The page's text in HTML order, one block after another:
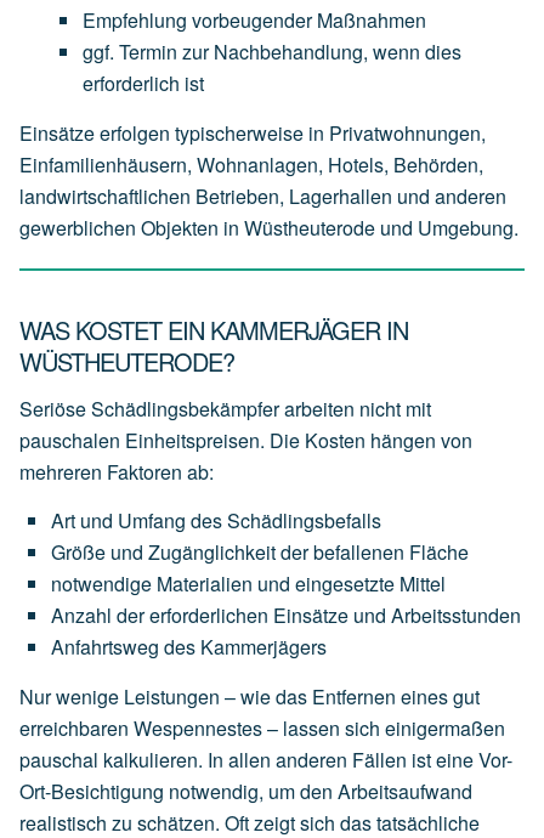
Empfehlung vorbeugender Maßnahmen
ggf. Termin zur Nachbehandlung, wenn dies
erforderlich ist
Einsätze erfolgen typischerweise in Privatwohnungen,
Einfamilienhäusern, Wohnanlagen, Hotels, Behörden,
landwirtschaftlichen Betrieben, Lagerhallen und anderen
gewerblichen Objekten in Wüstheuterode und Umgebung.
WAS KOSTET EIN KAMMERJÄGER IN
WÜSTHEUTERODE?
Seriöse Schädlingsbekämpfer arbeiten nicht mit
pauschalen Einheitspreisen. Die Kosten hängen von
mehreren Faktoren ab:
Art und Umfang desSchädlingsbefalls
Größe und Zugänglichkeitderbefallenen Fläche
notwendige Materialien und eingesetzte Mittel
Anzahl dererforderlichen Einsätze und Arbeitsstunden
Anfahrtsweg des Kammerjägers
Nur wenige Leistungen – wie das Entfernen eines gut
erreichbaren Wespennestes – lassen sich einigermaßen
pauschal kalkulieren. In allen anderen Fällen ist eine Vor-
Ort-Besichtigung notwendig, um den Arbeitsaufwand
realistisch zu schätzen. Oft zeigt sich das tatsächliche